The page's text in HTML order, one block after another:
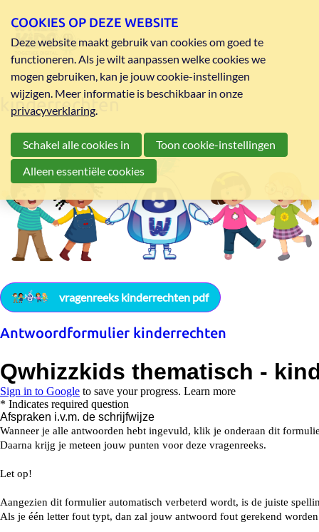
kinderrechten
vragenreeks kinderrechten pdf
Antwoordformulier kinderrechten
COOKIES OP DEZE WEBSITE
Deze website maakt gebruik van cookies om goed te
functioneren. Als je wilt aanpassen welke cookies we
mogen gebruiken, kan je jouw cookie-instellingen
wijzigen. Meer informatie is beschikbaar in onze
privacyverklaring.
Schakel alle cookies in
Toon cookie-instellingen
Alleen essentiële cookies